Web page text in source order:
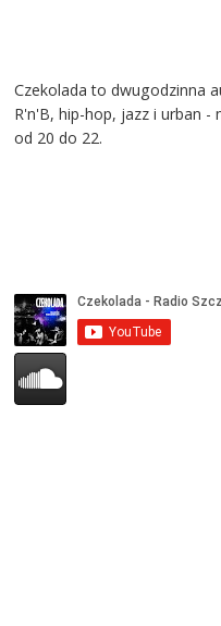
Czekolada to dwugodzinna
R'n'B, hip-hop, jazz i urban -
od 20 do 22.